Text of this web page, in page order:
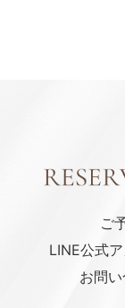
ご
LINE公式
お問